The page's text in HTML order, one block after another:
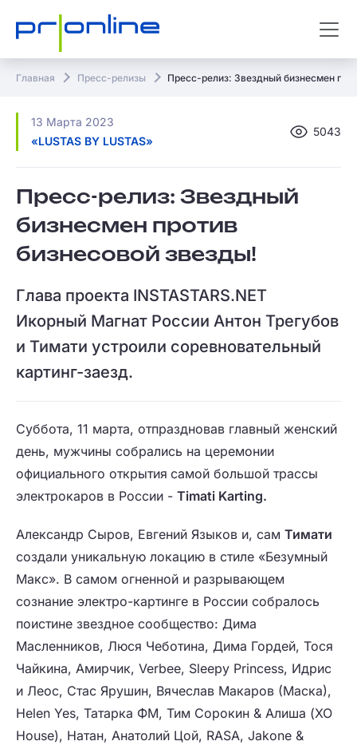
Главная Пресс-релизы Пресс-релиз: Звездный бизнесмен
13 Марта 2023
«LUSTAS BY LUSTAS»
5043
Пресс-релиз: Звездный
бизнесмен против
бизнесовой звезды!
Глава проекта INSTASTARS.NET
Икорный Магнат России Антон Трегубов
и Тимати устроили соревновательный
картинг-заезд.
Суббота, 11 марта, отпраздновав главный женский
день, мужчины собрались на церемонии
официального открытия самой большой трассы
электрокаров в России - Timati Karting.
Александр Сыров, Евгений Языков и, сам Тимати
создали уникальную локацию в стиле «Безумный
Макс». В самом огненной и разрывающем
сознание электро-картинге в России собралось
поистине звездное сообщество: Дима
Масленников, Люся Чеботина, Дима Гордей, Тося
Чайкина, Амирчик, Verbee, Sleepy Princess, Идрис
и Леос, Стас Ярушин, Вячеслав Макаров (Маска),
Helen Yes, Татарка ФМ, Тим Сорокин & Алиша (XO
House), Натан, Анатолий Цой, RASA, Jakone &